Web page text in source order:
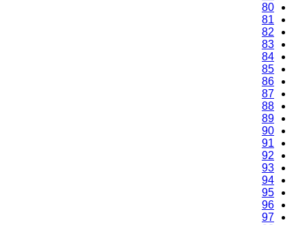
80
81
82
83
84
85
86
87
88
89
90
91
92
93
94
95
96
97